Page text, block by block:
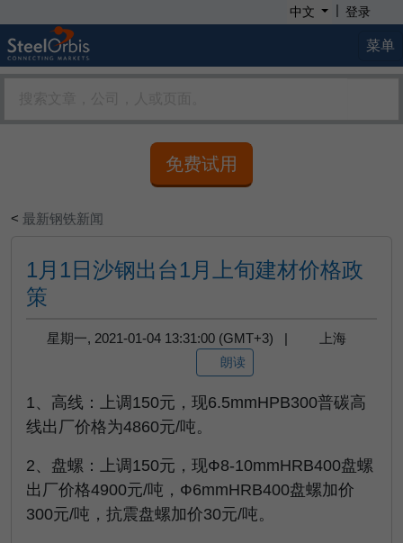
中文 | 登录
菜单
免费试用
< 最新钢铁新闻
1月1日沙钢出台1月上旬建材价格政
策
星期一, 2021-01-04 13:31:00 (GMT+3) | 上海
朗读
1、高线：上调150元，现6.5mmHPB300普碳高
线出厂价格为4860元/吨。
2、盘螺：上调150元，现Ф8-10mmHRB400盘螺
出厂价格4900元/吨，Ф6mmHRB400盘螺加价
300元/吨，抗震盘螺加价30元/吨。